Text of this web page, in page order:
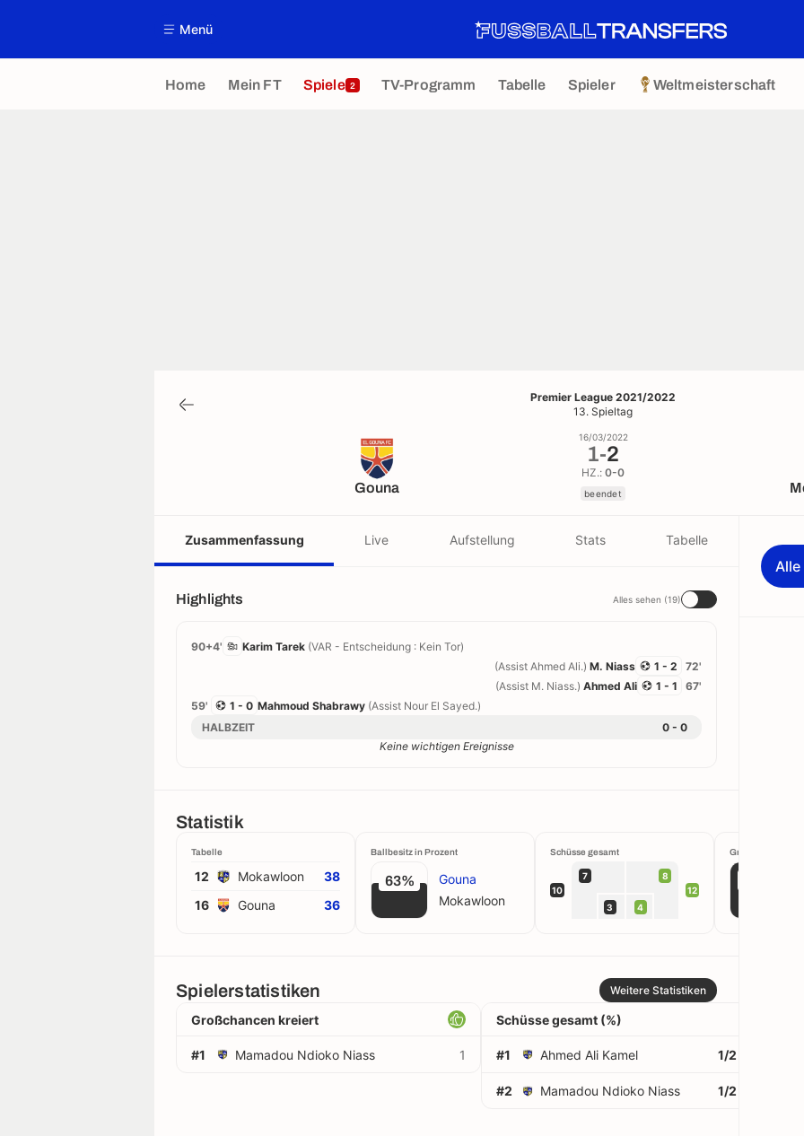
Menü
Home Mein FT Spiele 2 TV-Programm Tabelle Spieler Weltmeisterschaft
Premier League 2021/2022
13. Spieltag
Gouna
16/03/2022
1-2
HZ.: 0-0
beendet
Zusammenfassung Live Aufstellung Stats Tabelle
Highlights Alles sehen (19)
90+4' Karim Tarek (VAR - Entscheidung : Kein Tor)
72'
1 - 2
(Assist Ahmed Ali.) M. Niass
67'
1 - 1
(Assist M. Niass.) Ahmed Ali
59'
1 - 0 Mahmoud Shabrawy (Assist Nour El Sayed.)
HALBZEIT
0 - 0
Keine wichtigen Ereignisse
Statistik
Tabelle
12 Mokawloon
38
16
Gouna 36
Ballbesitz in Prozent
63%
Gouna
Mokawloon
Schüsse gesamt
10
7 8
3 4
12
Großchancen
Spielerstatistiken Weitere Statistiken
Großchancen kreiert
#1 Mamadou Ndioko Niass 1
Schüsse gesamt (%)
#1 Ahmed Ali Kamel 1/2
#2 Mamadou Ndioko Niass 1/2
Alle